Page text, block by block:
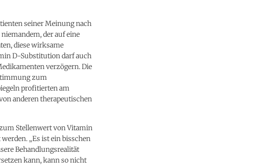
seiner Meinung nach
der auf eine
diese wirksame
D-Substitution darf auch
verzögern. Die
zum
profitierten am
anderen therapeutischen
Stellenwert von Vitamin
„Es ist ein bisschen
Behandlungsrealität
kann, kann so nicht